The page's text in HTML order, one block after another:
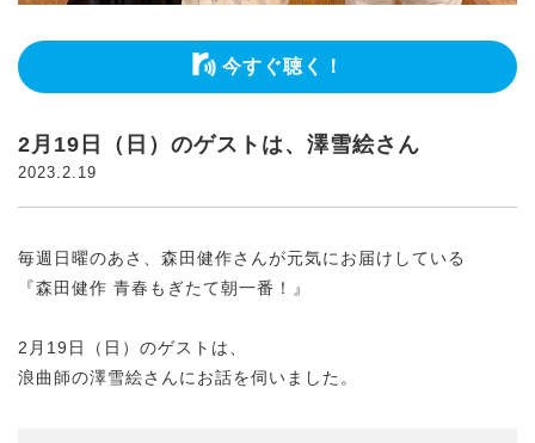
今すぐ聴く！
2月19日（日）のゲストは、澤雪絵さん
2023.2.19
毎週日曜のあさ、森田健作さんが元気にお届けしている
『森田健作 青春もぎたて朝一番！』
2月19日（日）のゲストは、
浪曲師の澤雪絵さんにお話を伺いました。